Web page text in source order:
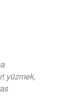
yüzmek,